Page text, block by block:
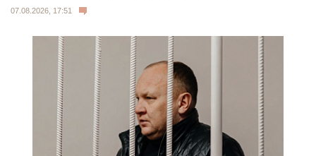
07.08.2026, 17:51